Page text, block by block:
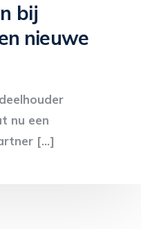
bij
nieuwe
nu een
[...]